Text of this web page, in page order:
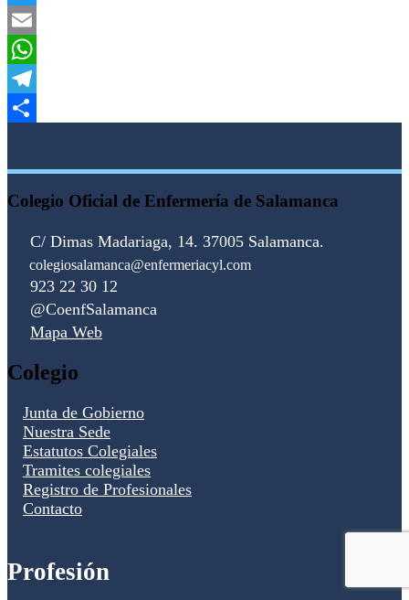
Twitter
Email
WhatsApp
Telegram
Colegio Oficial de Enfermería de Salamanca
C/ Dimas Madariaga, 14. 37005 Salamanca.
colegiosalamanca@enfermeriacyl.com
923 22 30 12
@CoenfSalamanca
Mapa Web
Colegio
Junta de Gobierno
Nuestra Sede
Estatutos Colegiales
Tramites colegiales
Registro de Profesionales
Contacto
Profesión